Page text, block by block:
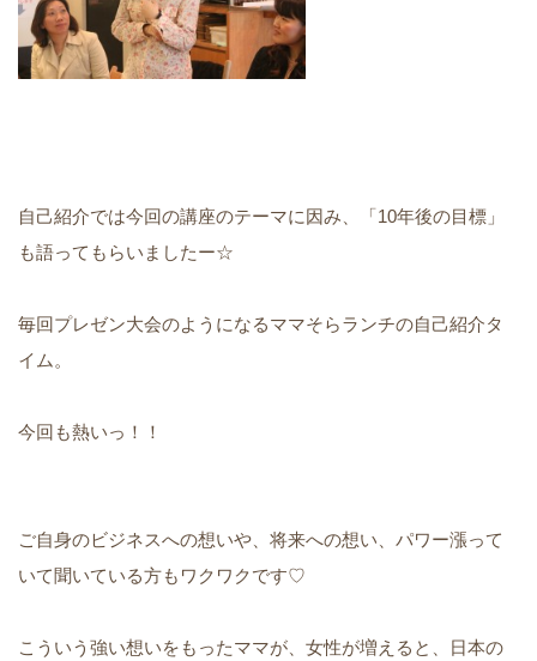
自己紹介では今回の講座のテーマに因み、「10年後の目標」
も語ってもらいましたー☆
毎回プレゼン大会のようになるママそらランチの自己紹介タ
イム。
今回も熱いっ！！
ご自身のビジネスへの想いや、将来への想い、パワー漲って
いて聞いている方もワクワクです♡
こういう強い想いをもったママが、女性が増えると、日本の